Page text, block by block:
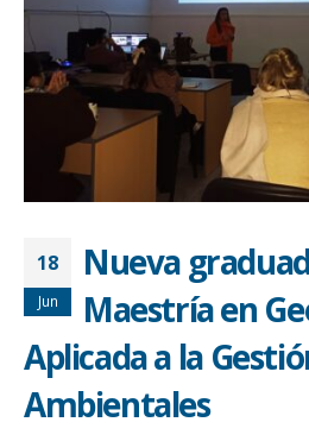
18
Jun
Nueva
Maestría en
Aplicada a la
Ambientales